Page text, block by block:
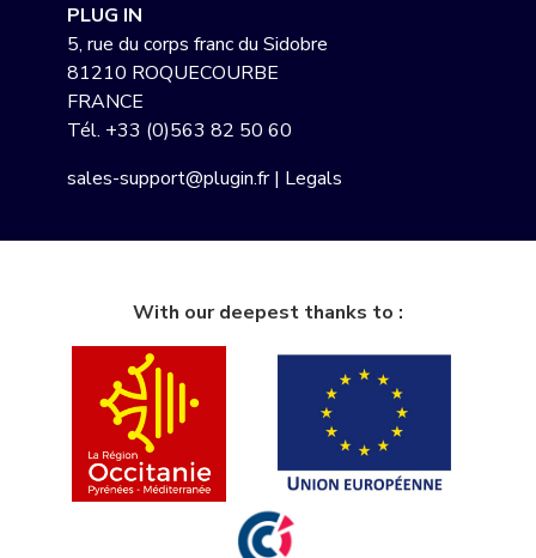
PLUG IN
5, rue du corps franc du Sidobre
81210 ROQUECOURBE
FRANCE
Tél. +33 (0)563 82 50 60
sales-support@plugin.fr| Legals
With our deepest thanks to :